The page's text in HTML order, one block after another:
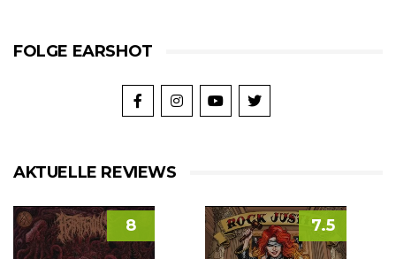
FOLGE EARSHOT
AKTUELLE REVIEWS
8 7.5